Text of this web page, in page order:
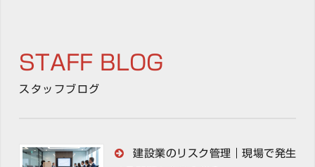
STAFF BLOG
スタッフブログ
建設業のリスク管理｜現場で発生